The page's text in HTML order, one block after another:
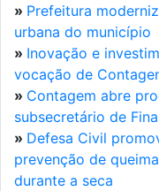
» Prefeitura
urbana do município
» Inovação e
vocação de
» Contagem abre
subsecretário de
» Defesa Civil
prevenção de
durante a seca